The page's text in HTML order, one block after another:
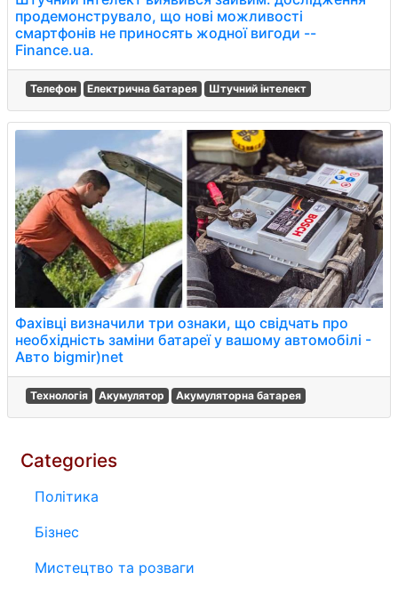
продемонструвало, що нові можливості
смартфонів не приносять жодної вигоди --
Finance.ua.
Телефон Електрична батарея Штучний інтелект
Фахівці визначили три ознаки, що свідчать про
необхідність заміни батареї у вашому автомобілі -
Авто bigmir)net
Технологія Акумулятор Акумуляторна батарея
Categories
Політика
Бізнес
Мистецтво та розваги